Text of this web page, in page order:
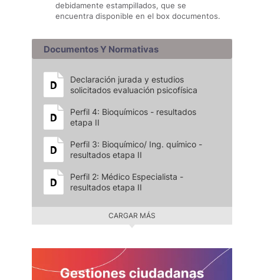
debidamente estampillados, que se
encuentra disponible en el box documentos.
Documentos Y Normativas
Declaración jurada y estudios
solicitados evaluación psicofísica
Perfil 4: Bioquímicos - resultados
etapa II
Perfil 3: Bioquímico/ Ing. químico -
resultados etapa II
Perfil 2: Médico Especialista -
resultados etapa II
CARGAR MÁS